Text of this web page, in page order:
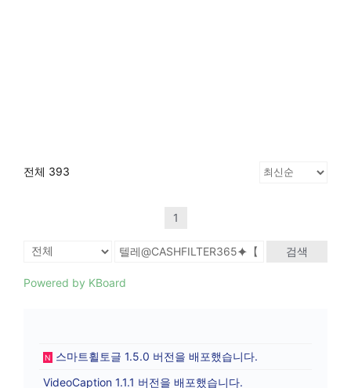
전체 393
1
검색
Powered by KBoard
N
스마트휠토글 1.5.0 버전을 배포했습니다.
VideoCaption 1.1.1 버전을 배포했습니다.